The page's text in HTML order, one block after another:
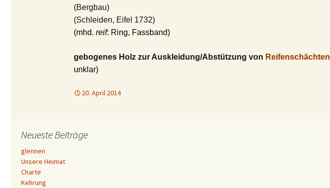
(Bergbau)
(Schleiden, Eifel 1732)
(mhd. reif: Ring, Fassband)
gebogenes Holz zur Auskleidung/Abstützung von Reifenschächten
unklar)
20. April 2014
Neueste Beiträge
glennen
Unsere Heimat
Charte
Kehrung